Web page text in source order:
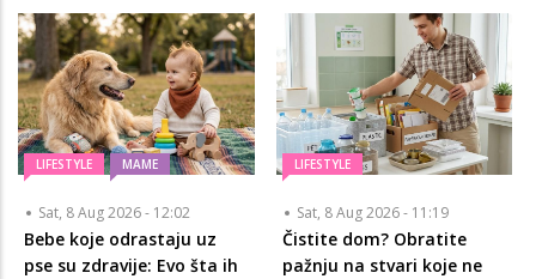
LIFESTYLE MAME
Sat, 8 Aug 2026 - 12:02
Bebe koje odrastaju uz
pse su zdravije: Evo šta ih
LIFESTYLE
Sat, 8 Aug 2026 - 11:19
Čistite dom? Obratite
pažnju na stvari koje ne